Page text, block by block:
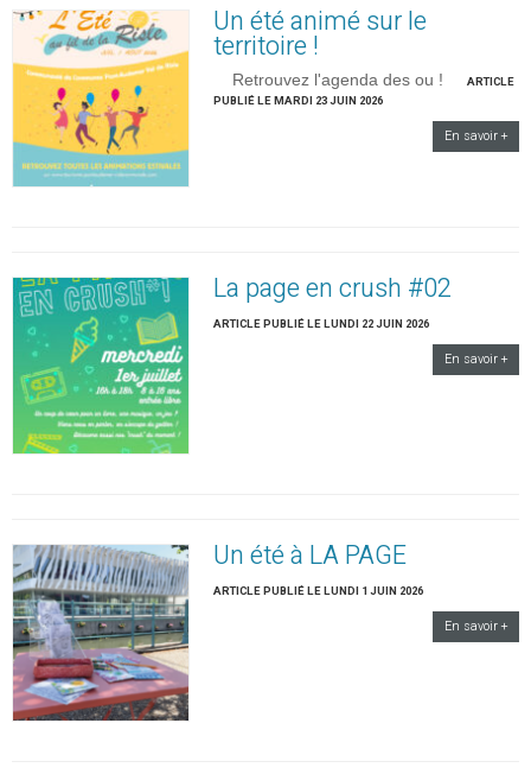
Un été animé sur le
territoire !
Retrouvez l'agenda des ou ! ARTICLE
PUBLIÉ LE MARDI 23 JUIN 2026
En savoir +
La page en crush #02
ARTICLE PUBLIÉ LE LUNDI 22 JUIN 2026
En savoir +
Un été à LA PAGE
ARTICLE PUBLIÉ LE LUNDI 1 JUIN 2026
En savoir +